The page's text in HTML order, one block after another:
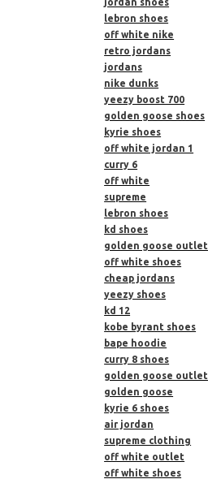
lebron shoes
off white nike
retro jordans
jordans
nike dunks
yeezy boost 700
golden goose shoes
kyrie shoes
off white jordan 1
curry 6
off white
supreme
lebron shoes
kd shoes
golden goose outlet
off white shoes
cheap jordans
yeezy shoes
kd 12
kobe byrant shoes
bape hoodie
curry 8 shoes
golden goose outlet
golden goose
kyrie 6 shoes
air jordan
supreme clothing
off white outlet
off white shoes